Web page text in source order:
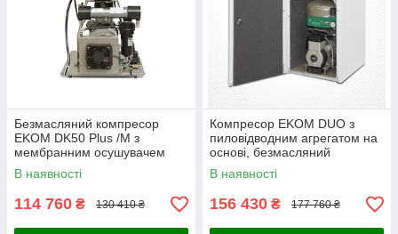
Безмасляний компресор
EKOM DK50 Plus /M з
мембранним осушувачем
(Словаччина)
В наявності
114 760 ₴ 130 410 ₴
Компресор EKOM DUO з
пиловідводним агрегатом на
основі, безмасляний
стоматологічний
(Словаччина)
В наявності
156 430 ₴ 177 760 ₴